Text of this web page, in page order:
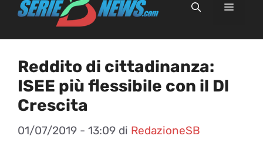
Menu
Reddito di cittadinanza:
ISEE più flessibile con il Dl
Crescita
01/07/2019 - 13:09 di RedazioneSB